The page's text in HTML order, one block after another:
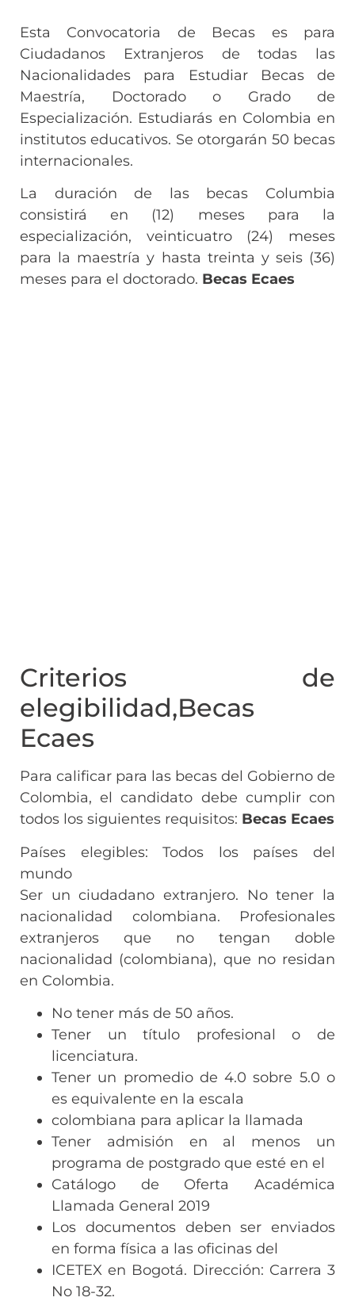
Esta Convocatoria de Becas es para
Ciudadanos Extranjeros de todas las
Nacionalidades para Estudiar Becas de
Maestría, Doctorado o Grado de
Especialización. Estudiarás en Colombia en
institutos educativos. Se otorgarán 50 becas
internacionales.
La duración de las becas Columbia
consistirá en (12) meses para la
especialización, veinticuatro (24) meses
para la maestría y hasta treinta y seis (36)
meses para el doctorado. Becas Ecaes
Criterios de
elegibilidad,Becas
Ecaes
Para calificar para las becas del Gobierno de
Colombia, el candidato debe cumplir con
todos los siguientes requisitos: Becas Ecaes
Países elegibles: Todos los países del
mundo
Ser un ciudadano extranjero. No tener la
nacionalidad colombiana. Profesionales
extranjeros que no tengan doble
nacionalidad (colombiana), que no residan
en Colombia.
No tener más de 50 años.
Tener un título profesional o de
licenciatura.
Tener un promedio de 4.0 sobre 5.0 o
es equivalente en la escala
colombiana para aplicar la llamada
Tener admisión en al menos un
programa de postgrado que esté en el
Catálogo de Oferta Académica
Llamada General 2019
Los documentos deben ser enviados
en forma física a las oficinas del
ICETEX en Bogotá. Dirección: Carrera 3
No 18-32.